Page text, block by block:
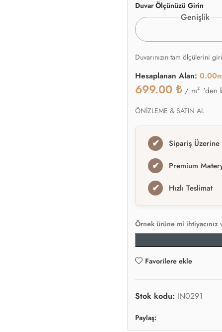
Duvar Ölçünüzü Girin
Genişlik
Duvarınızın tam ölçülerini
Hesaplanan Alan:
699.00₺ / m2 'den
ÖNİZLEME & SATIN AL
✔ Sipariş Üzerine
✔ Premium
✔ Hızlı Teslimat
Örnek ürüne mi ihtiyacınız
Favorilere ekle
Stok kodu: IN0291
Paylaş: